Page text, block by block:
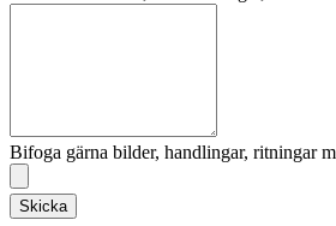
Bifoga gärna bilder, handlingar, ritningar
Skicka